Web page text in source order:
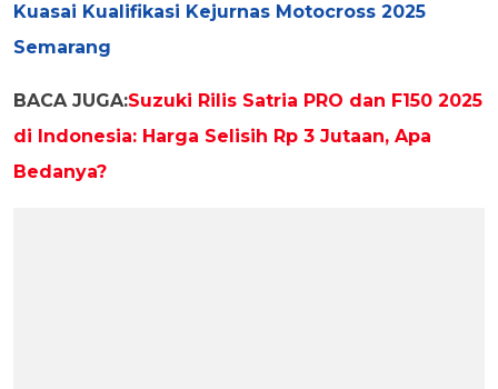
Kuasai Kualifikasi Kejurnas Motocross 2025
Semarang
BACA JUGA:Suzuki Rilis Satria PRO dan F150 2025
di Indonesia: Harga Selisih Rp 3 Jutaan, Apa
Bedanya?